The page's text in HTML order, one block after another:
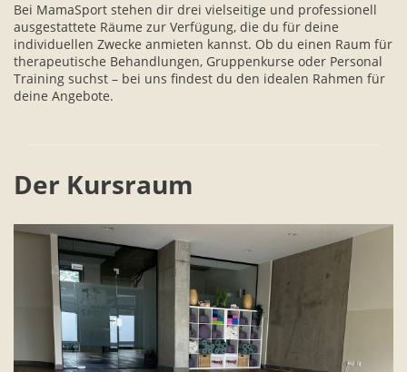
Bei MamaSport stehen dir drei vielseitige und professionell
ausgestattete Räume zur Verfügung, die du für deine
individuellen Zwecke anmieten kannst. Ob du einen Raum für
therapeutische Behandlungen, Gruppenkurse oder Personal
Training suchst – bei uns findest du den idealen Rahmen für
deine Angebote.
Der Kursraum